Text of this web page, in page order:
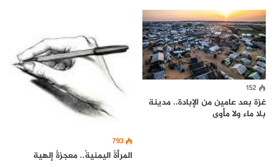
152
غزة بعد عامين من الإبادة.. مدينة
بلا ماء ولا مأوى
793
المرأةُ اليمنيةُ.. معجزةٌ إلهية